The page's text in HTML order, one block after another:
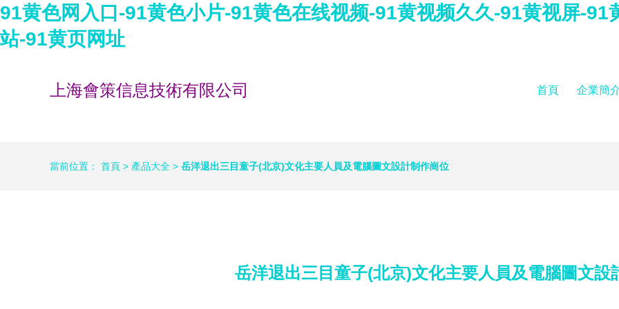
91黄色网入口-91黄色小片-91黄色在线视频-91黄视频久久-91黄视屏-
站-91黄页网址
上海會策信息技術有限公司 首頁 企業簡
當前位置： 首頁 > 產品大全 > 岳洋退出三目童子(北京)文化主要人員及電腦圖文設計制作崗位
岳洋退出三目童子(北京)文化主要人員及電腦圖文設